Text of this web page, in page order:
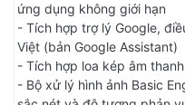
ứng dụng không giới hạn
- Tích hợp trợ lý Google,
Việt (bản Google Assistant)
- Tích hợp loa kép âm
- Bộ xử lý hình ảnh Basic